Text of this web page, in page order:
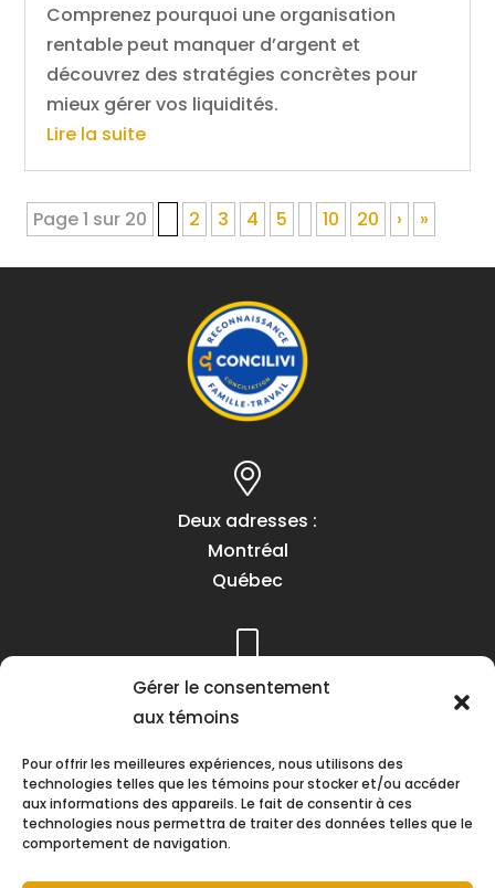
Gérer le consentement
aux témoins
Pour offrir les meilleures expériences, nous utilisons des
technologies telles que les témoins pour stocker et/ou accéder
aux informations des appareils. Le fait de consentir à ces
technologies nous permettra de traiter des données telles que le
comportement de navigation.
Comprenez pourquoi une organisation
rentable peut manquer d’argent et
découvrez des stratégies concrètes pour
mieux gérer vos liquidités.
Lire la suite
Page 1 sur 20 2 3 4 5 10 20 › »
Deux adresses :
Montréal
Québec
Téléphone :
(418) 622-1001
Heures d’ouverture :